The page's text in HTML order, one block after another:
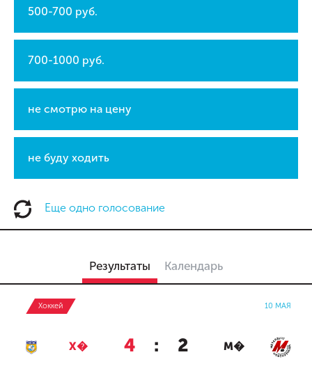
500-700 руб.
700-1000 руб.
не смотрю на цену
не буду ходить
Еще одно голосование
Результаты Календарь
Хоккей 10 МАЯ
Х� 4 : 2 М�